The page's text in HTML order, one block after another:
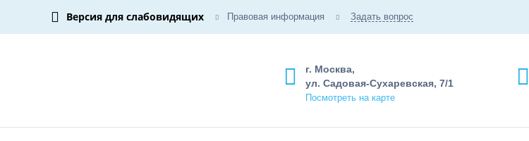
Версия для слабовидящих Правовая информация Задать вопрос
г. Москва,
ул. Садовая-Сухаревская, 7/1
Посмотреть на карте